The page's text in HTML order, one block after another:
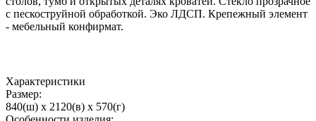
с пескоструйной обработкой. Эко ЛДСП. Крепежный элемент
- мебельный конфирмат.
Характеристики
Размер:
840(ш) x 2120(в) x 570(г)